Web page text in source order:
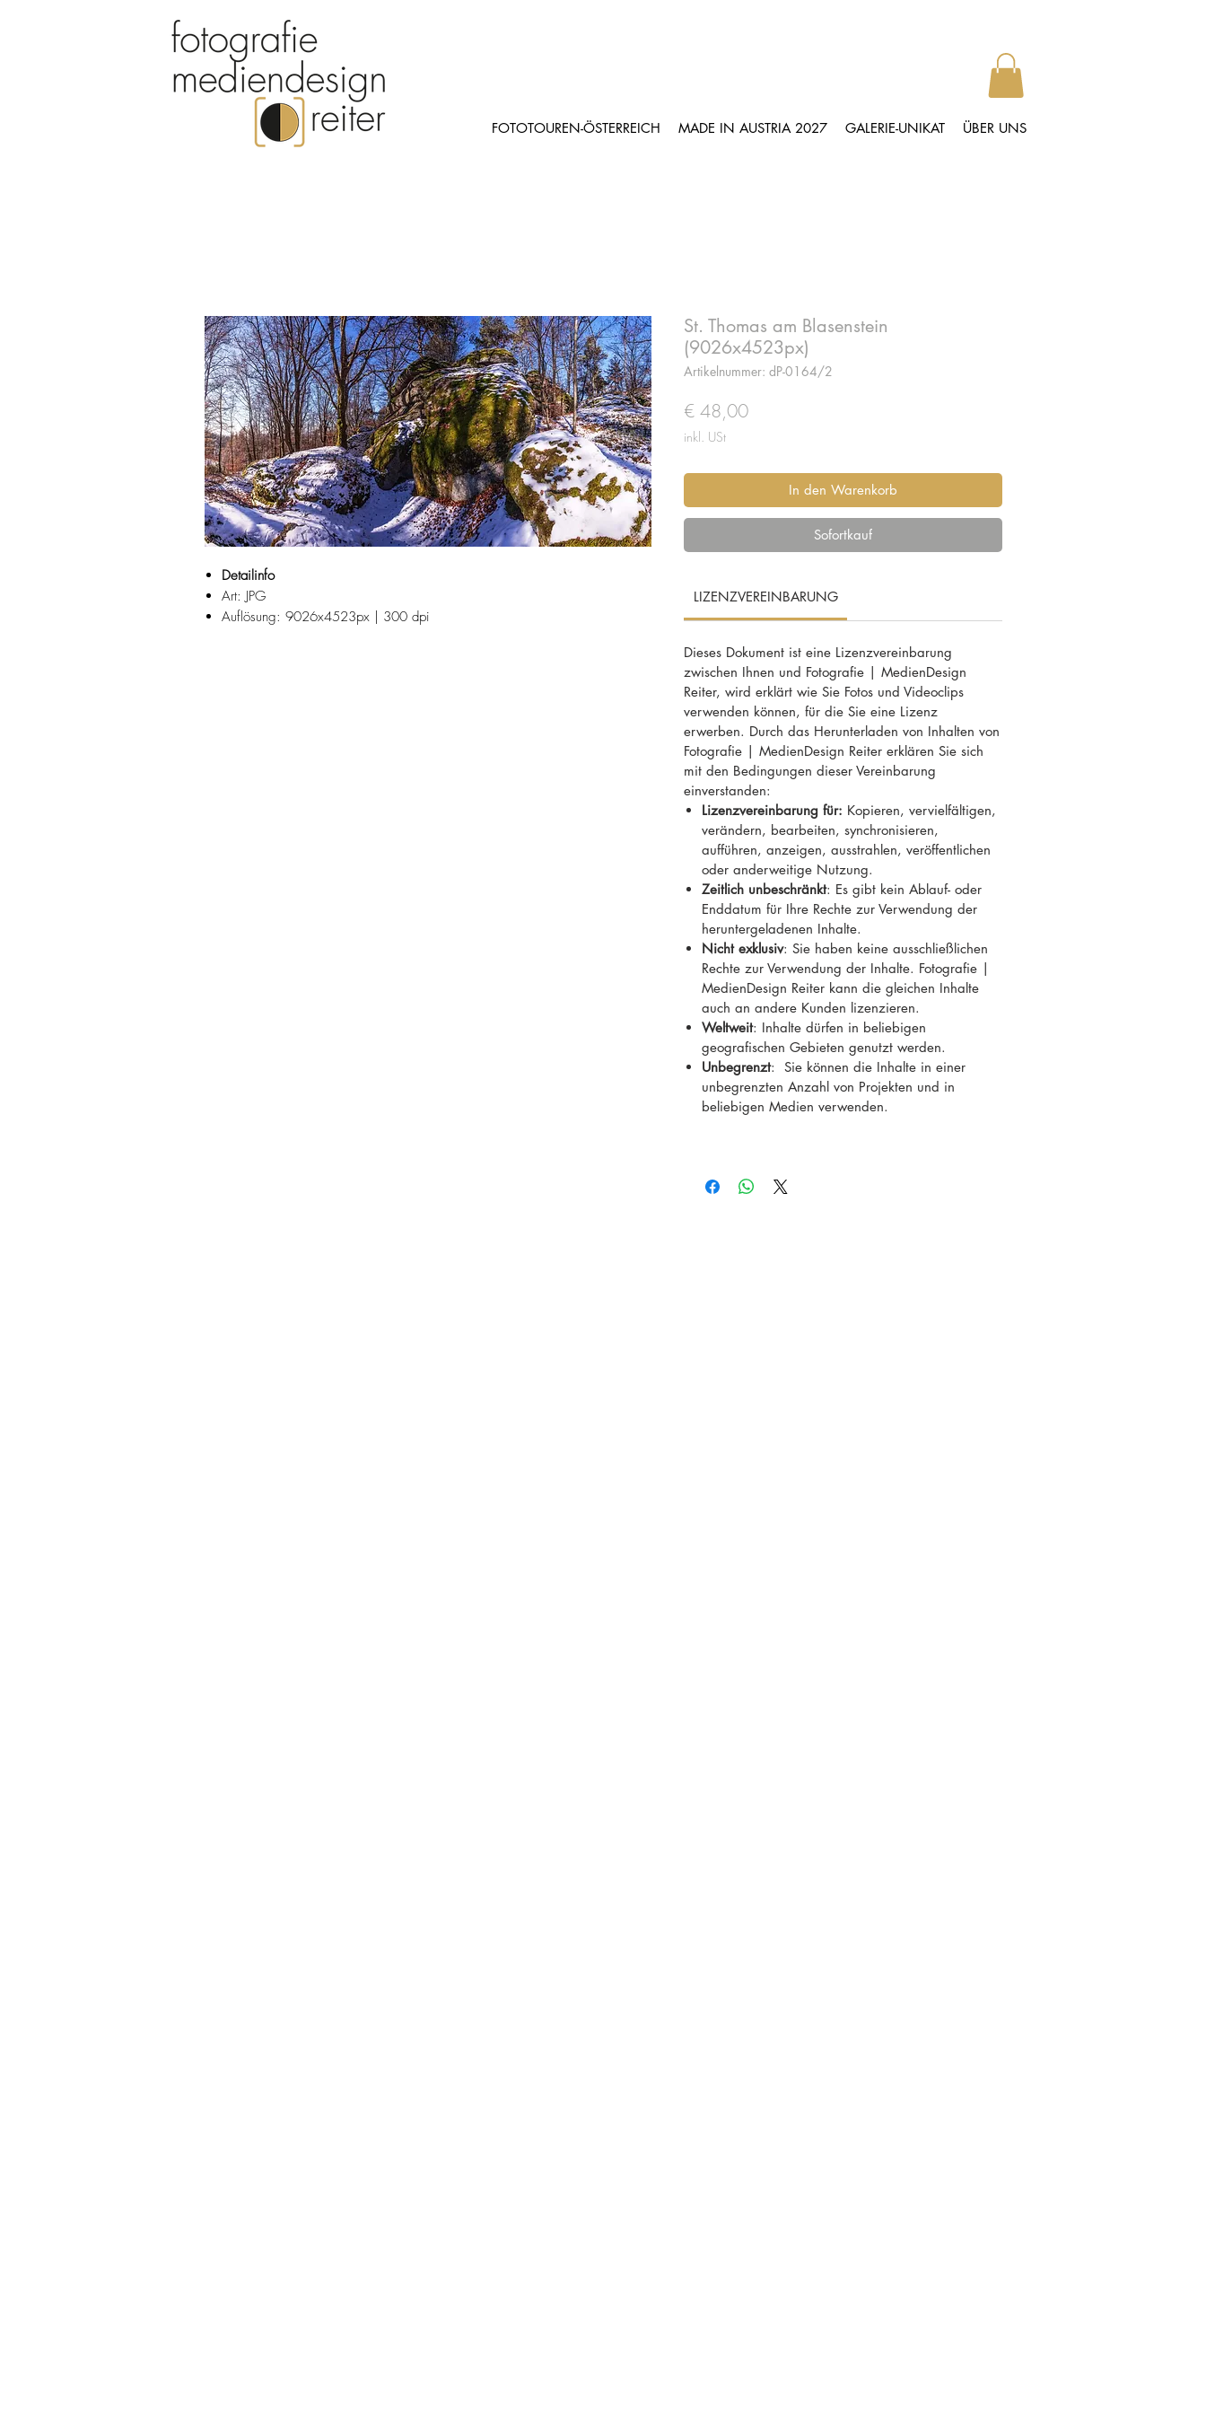
FOTOTOUREN-ÖSTERREICH MADE IN AUSTRIA 2027 GALERIE-UNIKAT ÜBER UNS
Detailinfo
Art: JPG
Auflösung: 9026x4523px | 300 dpi
St. Thomas am Blasenstein
(9026x4523px)
Artikelnummer: dP-0164/2
€ 48,00Preis
inkl. USt
In den Warenkorb
Sofortkauf
LIZENZVEREINBARUNG
Dieses Dokument ist eine Lizenzvereinbarung
zwischen Ihnen und Fotografie | MedienDesign
Reiter, wird erklärt wie Sie Fotos und Videoclips
verwenden können, für die Sie eine Lizenz
erwerben. Durch das Herunterladen von Inhalten von
Fotografie | MedienDesign Reiter erklären Sie sich
mit den Bedingungen dieser Vereinbarung
einverstanden:
Lizenzvereinbarung für: Kopieren, vervielfältigen,
verändern, bearbeiten, synchronisieren,
aufführen, anzeigen, ausstrahlen, veröffentlichen
oder anderweitige Nutzung.
Zeitlich unbeschränkt: Es gibt kein Ablauf- oder
Enddatum für Ihre Rechte zur Verwendung der
heruntergeladenen Inhalte.
Nicht exklusiv: Sie haben keine ausschließlichen
Rechte zur Verwendung der Inhalte. Fotografie |
MedienDesign Reiter kann die gleichen Inhalte
auch an andere Kunden lizenzieren.
Weltweit: Inhalte dürfen in beliebigen
geografischen Gebieten genutzt werden.
Unbegrenzt: Sie können die Inhalte in einer
unbegrenzten Anzahl von Projekten und in
beliebigen Medien verwenden.